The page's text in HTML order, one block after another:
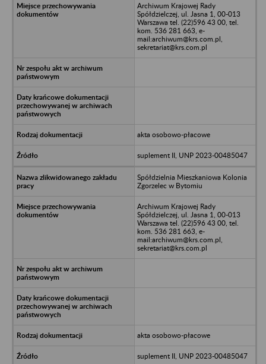
Archiwum Krajowej Rady
Spółdzielczej, ul. Jasna 1, 00-013
Warszawa tel. (22)596 43 00, tel.
kom. 536 281 663, e-
mail:archiwum@krs.com.pl,
sekretariat@krs.com.pl
akta osobowo-płacowe
suplement II, UNP 2023-00485047
Spółdzielnia Mieszkaniowa Kolonia
Zgorzelec w Bytomiu
Archiwum Krajowej Rady
Spółdzielczej, ul. Jasna 1, 00-013
Warszawa tel. (22)596 43 00, tel.
kom. 536 281 663, e-
mail:archiwum@krs.com.pl,
sekretariat@krs.com.pl
akta osobowo-płacowe
suplement II, UNP 2023-00485047